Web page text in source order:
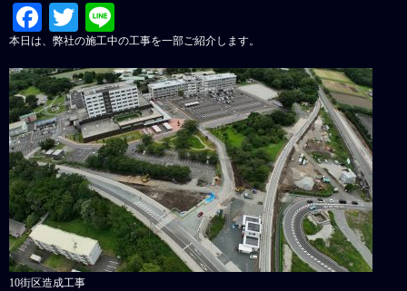
Facebook
Twitter
本日は、弊社の施工中の工事を一部ご紹介します。
10街区造成工事